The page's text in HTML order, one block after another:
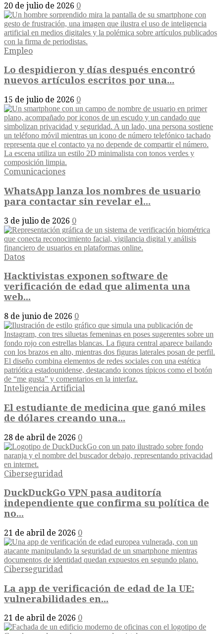
20 de julio de 2026 0
Empleo
Lo despidieron y días después encontró
nuevos artículos escritos por una...
15 de julio de 2026 0
Comunicaciones
WhatsApp lanza los nombres de usuario
para contactar sin revelar el...
3 de julio de 2026 0
Datos
Hacktivistas exponen software de
verificación de edad que alimenta una
web...
8 de junio de 2026 0
Inteligencia Artificial
El estudiante de medicina que ganó miles
de dólares creando una...
28 de abril de 2026 0
Ciberseguridad
DuckDuckGo VPN pasa auditoría
independiente que confirma su política de
no...
21 de abril de 2026 0
Ciberseguridad
La app de verificación de edad de la UE:
vulnerabilidades en...
21 de abril de 2026 0